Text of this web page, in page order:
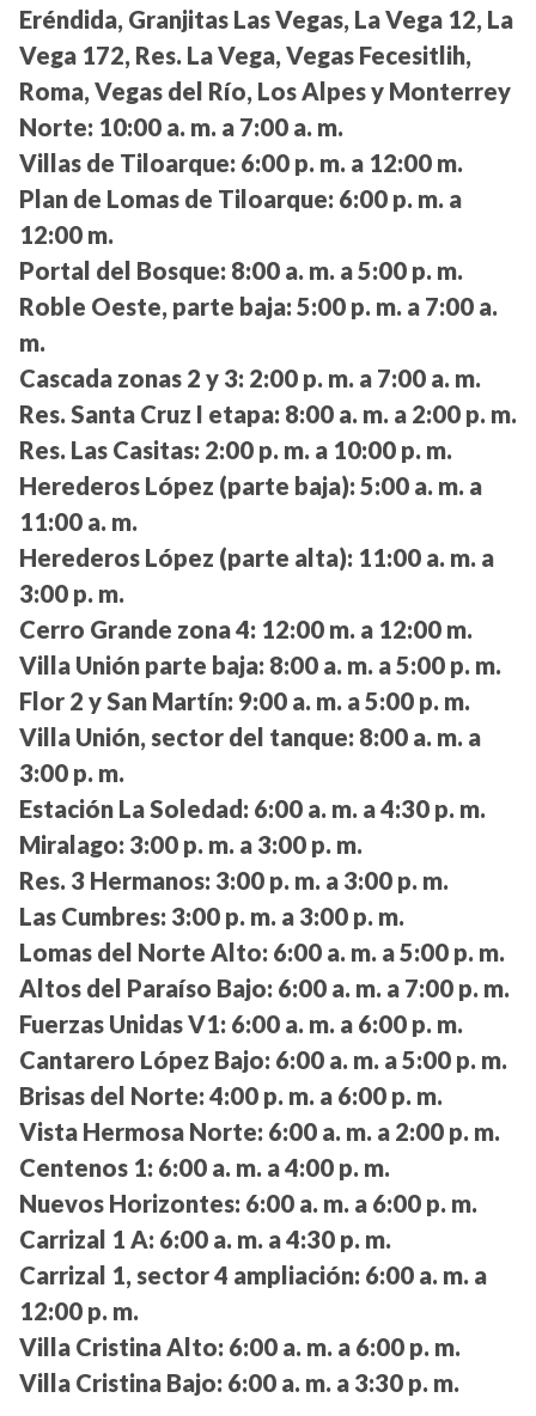
Eréndida, Granjitas Las Vegas, La Vega 12, La
Vega 172, Res. La Vega, Vegas Fecesitlih,
Roma, Vegas del Río, Los Alpes y Monterrey
Norte: 10:00 a. m. a 7:00 a. m.
Villas de Tiloarque: 6:00 p. m. a 12:00 m.
Plan de Lomas de Tiloarque: 6:00 p. m. a
12:00 m.
Portal del Bosque: 8:00 a. m. a 5:00 p. m.
Roble Oeste, parte baja: 5:00 p. m. a 7:00 a.
m.
Cascada zonas 2 y 3: 2:00 p. m. a 7:00 a. m.
Res. Santa Cruz I etapa: 8:00 a. m. a 2:00 p. m.
Res. Las Casitas: 2:00 p. m. a 10:00 p. m.
Herederos López (parte baja): 5:00 a. m. a
11:00 a. m.
Herederos López (parte alta): 11:00 a. m. a
3:00 p. m.
Cerro Grande zona 4: 12:00 m. a 12:00 m.
Villa Unión parte baja: 8:00 a. m. a 5:00 p. m.
Flor 2 y San Martín: 9:00 a. m. a 5:00 p. m.
Villa Unión, sector del tanque: 8:00 a. m. a
3:00 p. m.
Estación La Soledad: 6:00 a. m. a 4:30 p. m.
Miralago: 3:00 p. m. a 3:00 p. m.
Res. 3 Hermanos: 3:00 p. m. a 3:00 p. m.
Las Cumbres: 3:00 p. m. a 3:00 p. m.
Lomas del Norte Alto: 6:00 a. m. a 5:00 p. m.
Altos del Paraíso Bajo: 6:00 a. m. a 7:00 p. m.
Fuerzas Unidas V1: 6:00 a. m. a 6:00 p. m.
Cantarero López Bajo: 6:00 a. m. a 5:00 p. m.
Brisas del Norte: 4:00 p. m. a 6:00 p. m.
Vista Hermosa Norte: 6:00 a. m. a 2:00 p. m.
Centenos 1: 6:00 a. m. a 4:00 p. m.
Nuevos Horizontes: 6:00 a. m. a 6:00 p. m.
Carrizal 1 A: 6:00 a. m. a 4:30 p. m.
Carrizal 1, sector 4 ampliación: 6:00 a. m. a
12:00 p. m.
Villa Cristina Alto: 6:00 a. m. a 6:00 p. m.
Villa Cristina Bajo: 6:00 a. m. a 3:30 p. m.